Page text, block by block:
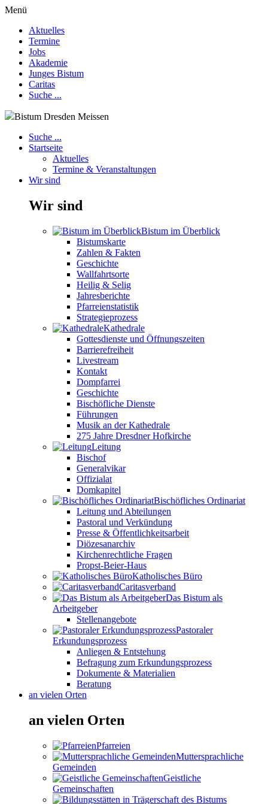
Menü
Aktuelles
Termine
Jobs
Akademie
Junges Bistum
Caritas
Suche ...
Bistum Dresden Meissen
Suche ...
Startseite
Aktuelles
Termine & Veranstaltungen
Wir sind
Wir sind
Bistum im Überblick
Bistumskarte
Zahlen & Fakten
Geschichte
Wallfahrtsorte
Heilig & Selig
Jahresberichte
Pfarreienstatistik
Strategieprozess
Kathedrale
Gottesdienste und Öffnungszeiten
Barrierefreiheit
Livestream
Kontakt
Dompfarrei
Geschichte
Bischöfliche Dienste
Führungen
Musik an der Kathedrale
275 Jahre Dresdner Hofkirche
Leitung
Bischof
Generalvikar
Offizialat
Domkapitel
Bischöfliches Ordinariat
Leitung und Abteilungen
Pastoral und Verkündung
Presse & Öffentlichkeitsarbeit
Diözesanarchiv
Kirchenrechtliche Fragen
Propst-Beier-Haus
Katholisches Büro
Caritasverband
Das Bistum als
Arbeitgeber
Stellenangebote
Pastoraler
Erkundungsprozess
Anliegen & Entstehung
Befragung zum Erkundungsprozess
Dokumente & Materialien
Beratung
an vielen Orten
an vielen Orten
Pfarreien
Muttersprachliche
Gemeinden
Geistliche
Gemeinschaften